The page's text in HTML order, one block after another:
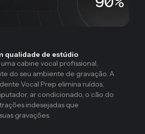
qualidade de estúdio
cabine vocal profissional,
do seu ambiente de gravação. A
Vocal Prep elimina ruídos,
ar condicionado, o cão do
indesejadas que
gravações.